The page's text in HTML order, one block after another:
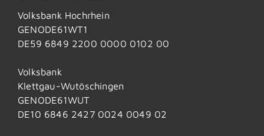
Volksbank Hochrhein
GENODE61WT1
DE59 6849 2200 0000 0102 00
Volksbank
Klettgau-Wutöschingen
GENODE61WUT
DE10 6846 2427 0024 0049 02